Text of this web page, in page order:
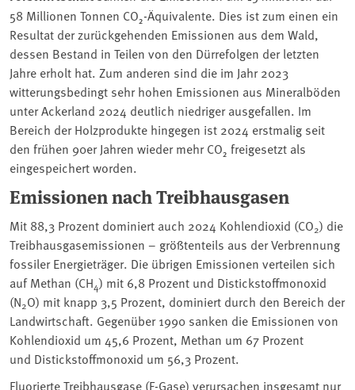
58 Millionen Tonnen CO₂-Äquivalente. Dies ist zum einen ein
Resultat der zurück­gehenden Emissionen aus dem Wald,
dessen Bestand in Teilen von den Dürrefolgen der letzten
Jahre erholt hat. Zum anderen sind die im Jahr 2023
witterungsbedingt sehr hohen Emissionen aus Mineralböden
unter Ackerland 2024 deutlich niedriger ausgefallen. Im
Bereich der Holzprodukte hingegen ist 2024 erstmalig seit
den frühen 90er Jahren wieder mehr CO₂ freigesetzt als
eingespeichert worden.
Emissionen nach Treibhausgasen
Mit 88,3 Prozent dominiert auch 2024 Kohlendioxid (CO2) die
Treibhausgasemissionen – größtenteils aus der Verbrennung
fossiler Energieträger. Die übrigen Emissionen verteilen sich
auf Methan (CH4) mit 6,8 Prozent und Distickstoffmonoxid
(N2O) mit knapp 3,5 Prozent, dominiert durch den Bereich der
Landwirtschaft. Gegenüber 1990 sanken die Emissionen von
Kohlendioxid um 45,6 Prozent, Methan um 67 Prozent
und Distickstoffmonoxid um 56,3 Prozent.
Fluorierte Treibhausgase (F-Gase) verursachen insgesamt nur